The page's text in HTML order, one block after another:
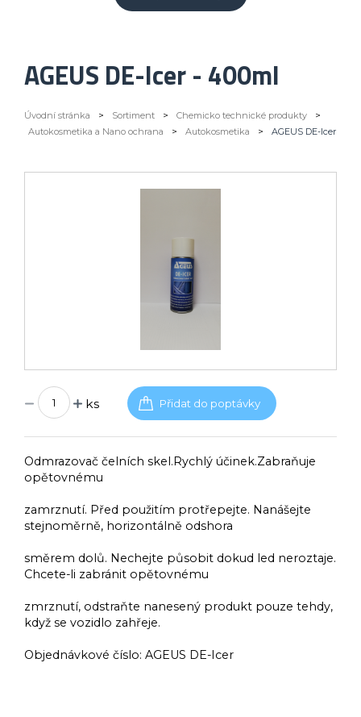
AGEUS DE-Icer - 400ml
Úvodní stránka > Sortiment > Chemicko technické produkty
>
Autokosmetika a Nano ochrana
> Autokosmetika > AGEUS DE-Icer
ks
Odmrazovač čelních skel.Rychlý účinek.Zabraňuje
opětovnému
zamrznutí. Před použitím protřepejte. Nanášejte
stejnoměrně, horizontálně odshora
směrem dolů. Nechejte působit dokud led neroztaje.
Chcete-li zabránit opětovnému
zmrznutí, odstraňte nanesený produkt pouze tehdy,
když se vozidlo zahřeje.
Objednávkové číslo: AGEUS DE-Icer